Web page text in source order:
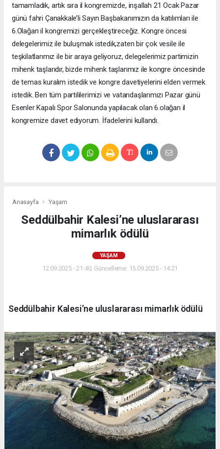
tamamladık, artık sıra il kongremizde, inşallah 21 Ocak Pazar
günü fahri Çanakkale’li Sayın Başbakanımızın da katılımları ile
6.Olağan il kongremizi gerçekleştireceğiz. Kongre öncesi
delegelerimiz ile buluşmak istedik,zaten bir çok vesile ile
teşkilatlarımız ile bir araya geliyoruz, delegelerimiz partimizin
mihenk taşlarıdır, bizde mihenk taşlarımız ile kongre öncesinde
de temas kuralım istedik ve kongre davetiyelerini elden vermek
istedik. Ben tüm partililerimizi ve vatandaşlarımızı Pazar günü
Esenler Kapalı Spor Salonunda yapılacak olan 6.olağan il
kongremize davet ediyorum. İfadelerini kullandı.
Anasayfa Yaşam
Seddülbahir Kalesi’ne uluslararası
mimarlık ödülü
YAŞAM
12.09.2025 - 21:40, Güncelleme: 15.09.2025 - 14:21
Seddülbahir Kalesi’ne uluslararası mimarlık ödülü